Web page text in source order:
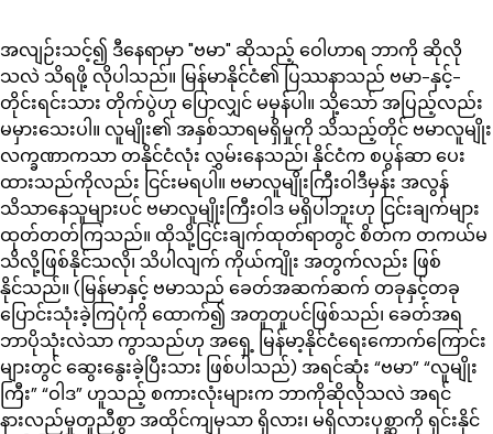
အလျဉ်းသင့်၍ ဒီနေရာမှာ "ဗမာ" ဆိုသည့် ဝေါဟာရ ဘာကို ဆိုလို
သလဲ သိရဖို့ လိုပါသည်။ မြန်မာနိုင်ငံ၏ ပြဿနာသည် ဗမာ-နှင့်-
တိုင်းရင်းသား တိုက်ပွဲဟု ပြောလျှင် မမှန်ပါ။ သို့သော် အပြည့်လည်း
မမှားသေးပါ။ လူမျိုး၏ အနှစ်သာရမရှိမှုကို သိသည့်တိုင် ဗမာလူမျိုး
လက္ခဏာကသာ တနိုင်ငံလုံး လွှမ်းနေသည်၊ နိုင်ငံက စပွန်ဆာ ပေး
ထားသည်ကိုလည်း ငြင်းမရပါ။ ဗမာလူမျိုးကြီးဝါဒီမှန်း အလွန်
သိသာနေသူများပင် ဗမာလူမျိုးကြီးဝါဒ မရှိပါဘူးဟု ငြင်းချက်များ
ထုတ်တတ်ကြသည်။ ထိုသို့ငြင်းချက်ထုတ်ရာတွင် စိတ်က တကယ်မ
သိလို့ဖြစ်နိုင်သလို၊ သိပါလျက် ကိုယ်ကျိုး အတွက်လည်း ဖြစ်
နိုင်သည်။ (မြန်မာနှင့် ဗမာသည် ခေတ်အဆက်ဆက် တခုနှင့်တခု
ပြောင်းသုံးခဲ့ကြပုံကို ထောက်၍ အတူတူပင်ဖြစ်သည်၊ ခေတ်အရ
ဘာပိုသုံးလဲသာ ကွာသည်ဟု အရှေ့ မြန်မာ့နိုင်ငံရေးကောက်ကြောင်း
များတွင် ဆွေးနွေးခဲ့ပြီးသား ဖြစ်ပါသည်) အရင်ဆုံး “ဗမာ” “လူမျိုး
ကြီး” “ဝါဒ” ဟူသည့် စကားလုံးများက ဘာကိုဆိုလိုသလဲ အရင်
နားလည်မှုတူညီစွာ အထိုင်ကျမှသာ ရှိလား၊ မရှိလားပုစ္ဆာကို ရှင်းနိုင်